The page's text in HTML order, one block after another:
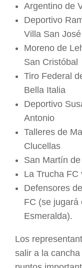
Argentino de
Deportivo
Villa San José
Moreno de
San Cristóbal
Tiro Federal
Bella Italia
Deportivo
Antonio
Talleres de
Clucellas
San Martín
La Trucha FC
Defensores
FC (se jugará
Esmeralda).
Los
salir a la